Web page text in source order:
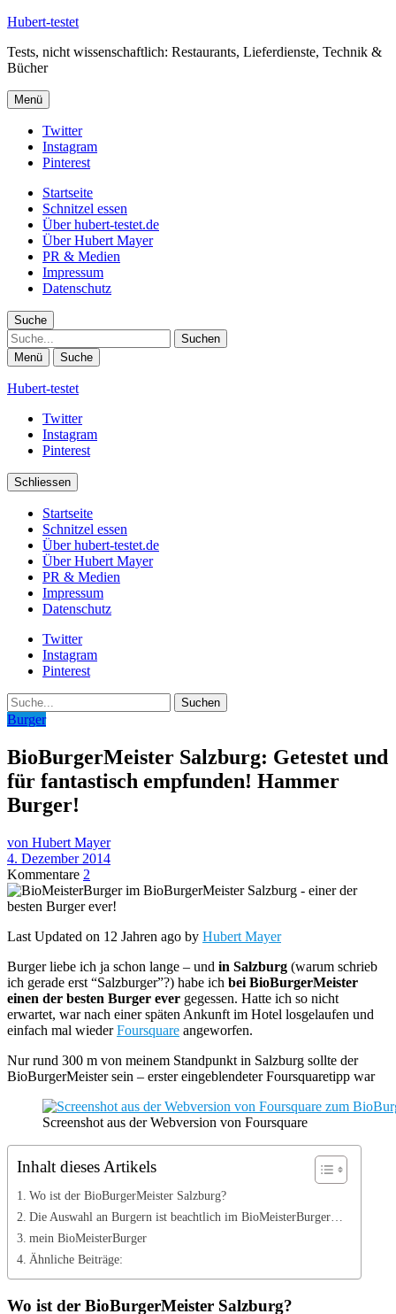
Hubert-testet
Tests, nicht wissenschaftlich: Restaurants, Lieferdienste, Technik &
Bücher
Menü
Twitter
Instagram
Pinterest
Startseite
Schnitzel essen
Über hubert-testet.de
Über Hubert Mayer
PR & Medien
Impressum
Datenschutz
Suche
Suche
Menü Suche
Hubert-testet
Twitter
Instagram
Pinterest
Schliessen
Startseite
Schnitzel essen
Über hubert-testet.de
Über Hubert Mayer
PR & Medien
Impressum
Datenschutz
Twitter
Instagram
Pinterest
Suche
Burger
BioBurgerMeister Salzburg: Getestet und
für fantastisch empfunden! Hammer
Burger!
von Hubert Mayer
4. Dezember 2014
Kommentare 2
Last Updated on 12 Jahren ago by Hubert Mayer
Burger liebe ich ja schon lange – und in Salzburg (warum schrieb
ich gerade erst “Salzburger”?) habe ich bei BioBurgerMeister
einen der besten Burger ever gegessen. Hatte ich so nicht
erwartet, war nach einer späten Ankunft im Hotel losgelaufen und
einfach mal wiederFoursquare angeworfen.
Nur rund 300 m von meinem Standpunkt in Salzburg sollte der
BioBurgerMeister sein – erster eingeblendeter Foursquaretipp war
Screenshot aus der Webversion von Foursquare
Inhalt dieses Artikels
Wo ist der BioBurgerMeister Salzburg?
Die Auswahl an Burgern ist beachtlich im BioMeisterBurger…
mein BioMeisterBurger
Ähnliche Beiträge:
Wo ist der BioBurgerMeister Salzburg?